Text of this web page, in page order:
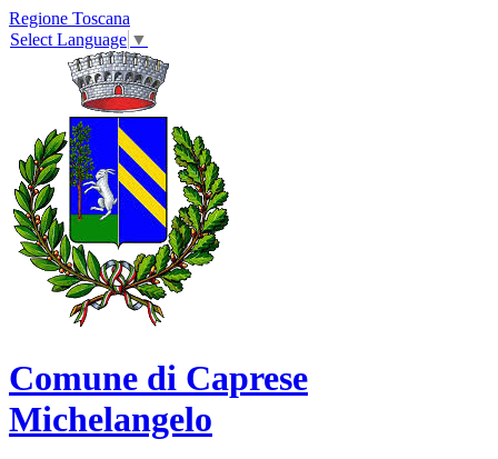
Regione Toscana
Select Language ▼
Comune di Caprese
Michelangelo